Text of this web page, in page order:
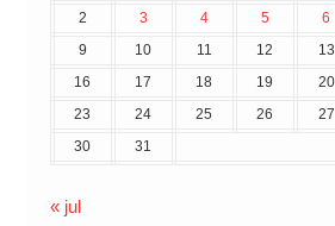
2
3 4 5 6
9
10 11 12 13
16
17 18 19 20
23
24 25 26 27
30
31
« jul